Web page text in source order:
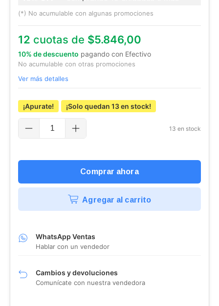
(*) No acumulable con algunas promociones
12 cuotas de $5.846,00
10% de descuento pagando con Efectivo
No acumulable con otras promociones
Ver más detalles
¡Apurate! ¡Solo quedan 13en stock!
13 en stock
Agregar al carrito
WhatsApp Ventas
Hablar con un vendedor
Cambios y devoluciones
Comunícate con nuestra vendedora